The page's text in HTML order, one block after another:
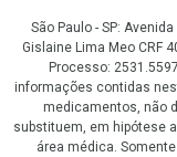
São Paulo - SP:
Gislaine Lima Meo CRF
Processo:
informações contidas
medicamentos, não
substituem, em hipótese
área médica.